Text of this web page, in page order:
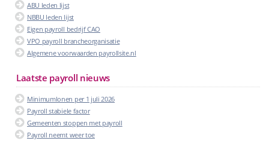
ABU leden lijst
NBBU leden lijst
Eigen payroll bedrijf CAO
VPO payroll brancheorganisatie
Algemene voorwaarden payrollsite.nl
Laatste payroll nieuws
Minimumlonen per 1 juli 2026
Payroll stabiele factor
Gemeenten stoppen met payroll
Payroll neemt weer toe